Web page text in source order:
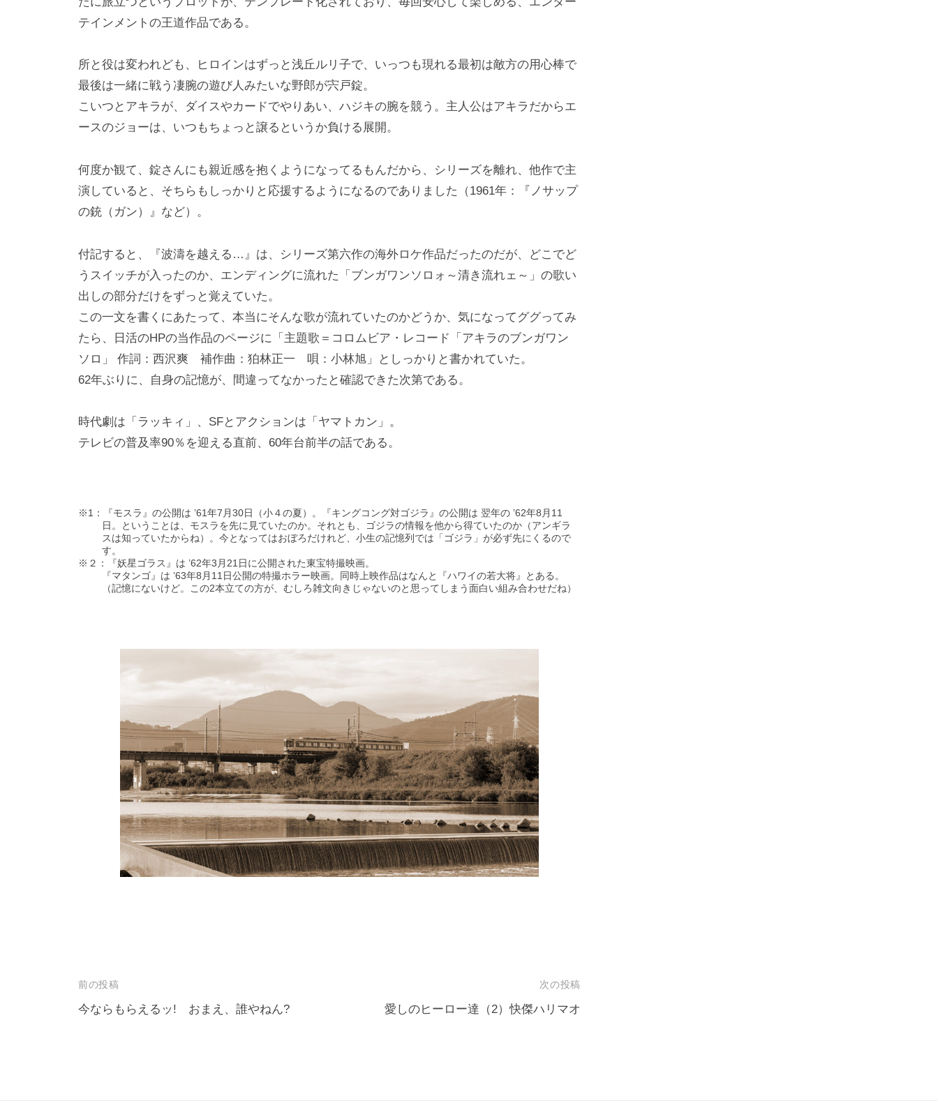
テインメントの王道作品である。
所と役は変われども、ヒロインはずっと浅丘ルリ子で、いっつも現れる最初は敵方の用心棒で
最後は一緒に戦う凄腕の遊び人みたいな野郎が宍戸錠。
こいつとアキラが、ダイスやカードでやりあい、ハジキの腕を競う。主人公はアキラだからエ
ースのジョーは、いつもちょっと譲るというか負ける展開。
何度か観て、錠さんにも親近感を抱くようになってるもんだから、シリーズを離れ、他作で主
演していると、そちらもしっかりと応援するようになるのでありました（1961年：『ノサップ
の銃（ガン）』など）。
付記すると、『波濤を越える…』は、シリーズ第六作の海外ロケ作品だったのだが、どこでど
うスイッチが入ったのか、エンディングに流れた「ブンガワンソロォ～清き流れェ～」の歌い
出しの部分だけをずっと覚えていた。
この一文を書くにあたって、本当にそんな歌が流れていたのかどうか、気になってググってみ
たら、日活のHPの当作品のページに「主題歌＝コロムビア・レコード「アキラのブンガワン
ソロ」 作詞：西沢爽 補作曲：狛林正一 唄：小林旭」としっかりと書かれていた。
62年ぶりに、自身の記憶が、間違ってなかったと確認できた次第である。
時代劇は「ラッキィ」、SFとアクションは「ヤマトカン」。
テレビの普及率90％を迎える直前、60年台前半の話である。
※1：『モスラ』の公開は ’61年7月30日（小４の夏）。『キングコング対ゴジラ』の公開は 翌年の ’62年8月11
日。ということは、モスラを先に見ていたのか。それとも、ゴジラの情報を他から得ていたのか（アンギラ
スは知っていたからね）。今となってはおぼろだけれど、小生の記憶列では「ゴジラ」が必ず先にくるので
す。
※２：『妖星ゴラス』は ’62年3月21日に公開された東宝特撮映画。
『マタンゴ』は ’63年8月11日公開の特撮ホラー映画。同時上映作品はなんと『ハワイの若大将』とある。
（記憶にないけど。この2本立ての方が、むしろ雑文向きじゃないのと思ってしまう面白い組み合わせだね）
投
稿
前の投稿
今ならもらえるッ! おまえ、誰やねん?
次の投稿
愛しのヒーロー達（2）快傑ハリマオ